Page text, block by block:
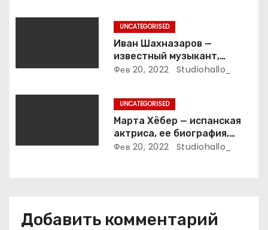
и
я
UNCATEGORISED
Иван Шахназаров —
известный музыкант,
композитор и продюсер —
Фев 20, 2022 Studiohallo_
UNCATEGORISED
Марта Хёбер — испанская
актриса, ее биография,
фото и интересные факты,
Фев 20, 2022 Studiohallo_
Добавить комментарий